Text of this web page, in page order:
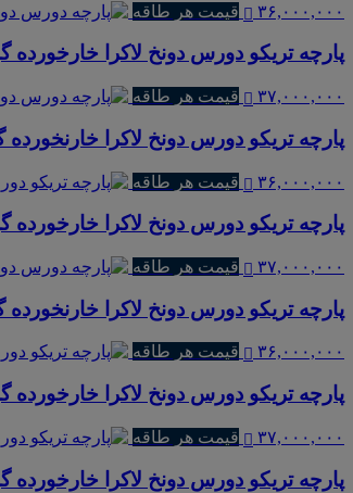
۳۶,۰۰۰,۰۰۰ قیمت هر طاقه
پارچه تریکو دورس دونخ لاکرا خارخورده
۳۷,۰۰۰,۰۰۰ قیمت هر طاقه
پارچه تریکو دورس دونخ لاکرا خارنخورده
۳۶,۰۰۰,۰۰۰ قیمت هر طاقه
پارچه تریکو دورس دونخ لاکرا خارخورده
۳۷,۰۰۰,۰۰۰ قیمت هر طاقه
پارچه تریکو دورس دونخ لاکرا
۳۶,۰۰۰,۰۰۰ قیمت هر طاقه
پارچه تریکو دورس دونخ لاکرا خارخورده
۳۷,۰۰۰,۰۰۰ قیمت هر طاقه
پارچه تریکو دورس دونخ لاکرا